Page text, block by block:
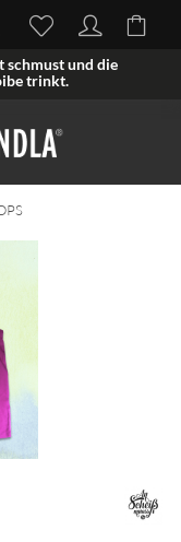
schmust und die
trinkt.